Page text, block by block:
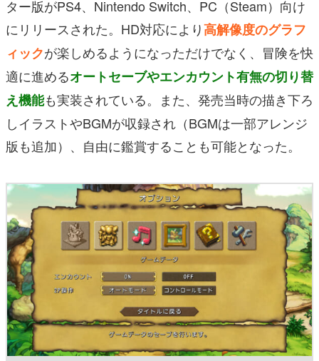
ター版がPS4、Nintendo Switch、PC（Steam）向け
にリリースされた。HD対応により高解像度のグラフ
ィックが楽しめるようになっただけでなく、冒険を快
適に進めるオートセーブやエンカウント有無の切り替
え機能も実装されている。また、発売当時の描き下ろ
しイラストやBGMが収録され（BGMは一部アレンジ
版も追加）、自由に鑑賞することも可能となった。